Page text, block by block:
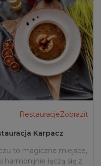
RestauracjeZobrazit
Karpacz
to magiczne miejsce,
łączą się z